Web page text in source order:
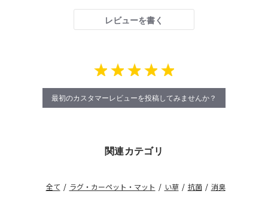
レビューを書く
最初のカスタマーレビューを投稿してみませんか？
関連カテゴリ
全て / ラグ・カーペット・マット / い草 / 抗菌 / 消臭